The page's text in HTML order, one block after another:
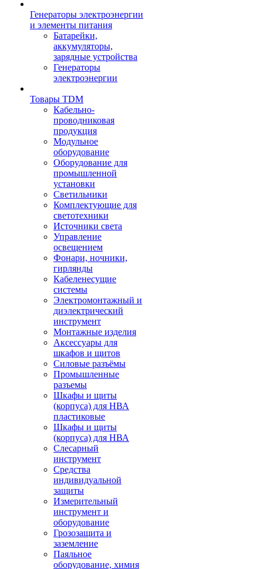
Генераторы электроэнергии
и элементы питания
Батарейки,
аккумуляторы,
зарядные устройства
Генераторы
электроэнергии
Товары TDM
Кабельно-
проводниковая
продукция
Модульное
оборудование
Оборудование для
промышленной
установки
Светильники
Комплектующие для
светотехники
Источники света
Управление
освещением
Фонари, ночники,
гирлянды
Кабеленесущие
системы
Электромонтажный и
диэлектрический
инструмент
Монтажные изделия
Аксессуары для
шкафов и щитов
Силовые разъёмы
Промышленные
разъемы
Шкафы и щиты
(корпуса) для НВА
пластиковые
Шкафы и щиты
(корпуса) для НВА
Слесарный
инструмент
Средства
индивидуальной
защиты
Измерительный
инструмент и
оборудование
Грозозащита и
заземление
Паяльное
оборудование, химия